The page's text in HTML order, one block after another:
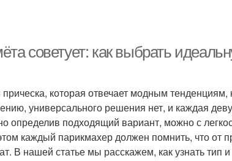
советует: как выбрать
которая отвечает модным тенденциям,
универсального решения нет, и каждая
определив подходящий вариант, можно с
каждый парикмахер должен помнить, что от
В нашей статье мы расскажем, как узнать тип